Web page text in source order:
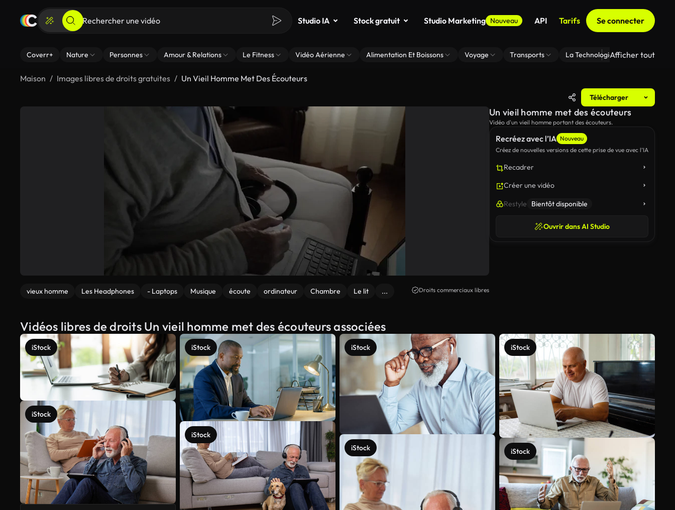
Studio IA Stock gratuit Studio Marketing Nouveau API Tarifs Se connecter
Coverr+ Nature Personnes Amour & Relations Le Fitness Vidéo Aérienne Alimentation Et Boissons Voyage Transports La Technologie Zoom En
Afficher tout
Maison Images libres de droits gratuites Un Vieil Homme Met Des Écouteurs
Télécharger
vieux homme Les Headphones - Laptops Musique écoute ordinateur Chambre Le lit ... Droits commerciaux libres
Recréez avec l’IA Nouveau
Créez de nouvelles versions de cette prise de vue avec l’IA
Recadrer
Créer une vidéo
Restyle Bientôt disponible
Ouvrir dans AI Studio
Un vieil homme met des écouteurs
Vidéo d'un vieil homme portant des écouteurs.
Vidéos libres de droits Un vieil homme met des écouteurs associées
iStock
iStock
iStock
iStock
iStock
iStock
iStock
iStock